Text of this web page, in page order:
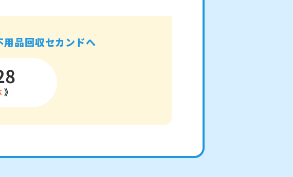
品回収セカンドへ